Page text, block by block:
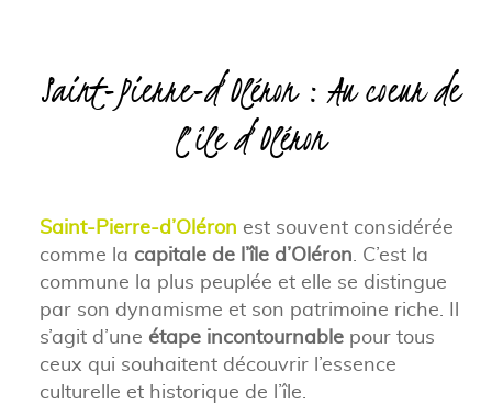
Saint-Pierre-d’Oléron : Au coeur de
l’île d’Oléron
Saint-Pierre-d’Oléron est souvent considérée
comme la capitale de l’île d’Oléron. C’est la
commune la plus peuplée et elle se distingue
par son dynamisme et son patrimoine riche. Il
s’agit d’une étape incontournablepour tous
ceux qui souhaitent découvrir l’essence
culturelle et historique de l’île.